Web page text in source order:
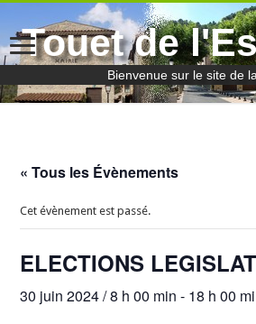
Touet de
Bienvenue sur le site de
« Tous les Évènements
Cet évènement est passé.
ELECTIONS
30 juin 2024 / 8 h 00 min - 18 h 00